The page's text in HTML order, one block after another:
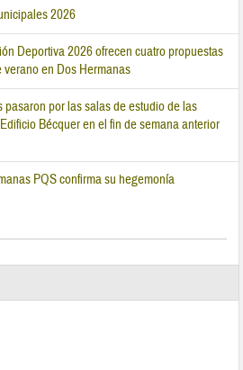
2026
Deportiva 2026 ofrecen cuatro propuestas
en Dos Hermanas
pasaron por las salas de estudio de las
Bécquer en el fin de semana anterior
PQS confirma su hegemonía